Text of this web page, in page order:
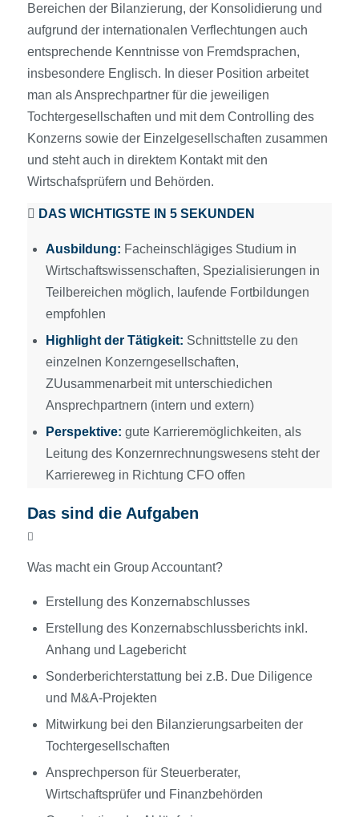
Bereichen der Bilanzierung, der Konsolidierung und
aufgrund der internationalen Verflechtungen auch
entsprechende Kenntnisse von Fremdsprachen,
insbesondere Englisch. In dieser Position arbeitet
man als Ansprechpartner für die jeweiligen
Tochtergesellschaften und mit dem Controlling des
Konzerns sowie der Einzelgesellschaften zusammen
und steht auch in direktem Kontakt mit den
Wirtschafsprüfern und Behörden.
DAS WICHTIGSTE IN 5 SEKUNDEN
Ausbildung: Facheinschlägiges Studium in
Wirtschaftswissenschaften, Spezialisierungen in
Teilbereichen möglich, laufende Fortbildungen
empfohlen
Highlight der Tätigkeit: Schnittstelle zu den
einzelnen Konzerngesellschaften,
ZUusammenarbeit mit unterschiedichen
Ansprechpartnern (intern und extern)
Perspektive: gute Karrieremöglichkeiten, als
Leitung des Konzernrechnungswesens steht der
Karriereweg in Richtung CFO offen
Das sind die Aufgaben
Was macht ein Group Accountant?
Erstellung des Konzernabschlusses
Erstellung des Konzernabschlussberichts inkl.
Anhang und Lagebericht
Sonderberichterstattung bei z.B. Due Diligence
und M&A-Projekten
Mitwirkung bei den Bilanzierungsarbeiten der
Tochtergesellschaften
Ansprechperson für Steuerberater,
Wirtschaftsprüfer und Finanzbehörden